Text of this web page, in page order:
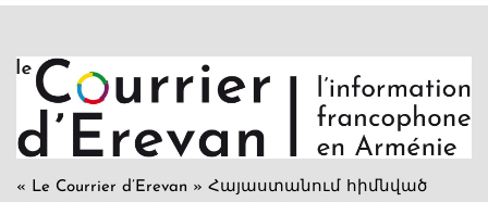
« Le Courrier d’Erevan » Հայաստանում հիմնված